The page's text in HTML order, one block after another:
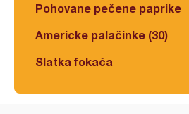
Pohovane pečene paprike
Americke palačinke (30)
Slatka fokača